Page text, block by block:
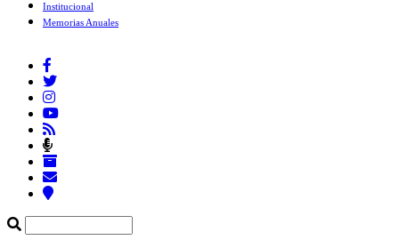
Institucional
Memorias Anuales